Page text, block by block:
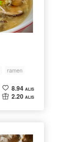
ramen
8.94 ALIS
2.20 ALIS